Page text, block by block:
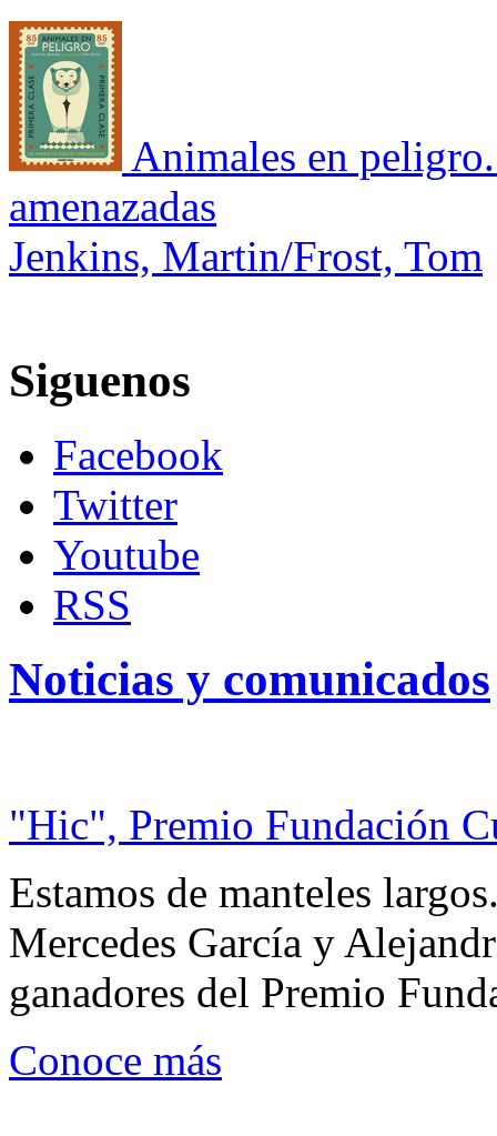
Animales en
amenazadas
Jenkins, Martin/Frost, Tom
Siguenos
Facebook
Twitter
Youtube
RSS
Noticias y comunicados
"Hic", Premio Fundación
Estamos de manteles
Mercedes García y
ganadores del Premio
Conoce más